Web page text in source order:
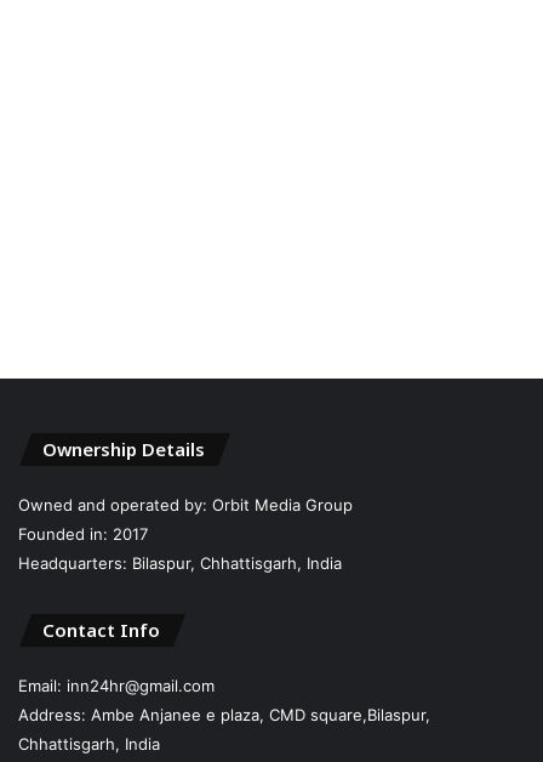
Ownership Details
Owned and operated by: Orbit Media Group
Founded in: 2017
Headquarters: Bilaspur, Chhattisgarh, India
Contact Info
Email: inn24hr@gmail.com
Address: Ambe Anjanee e plaza, CMD square,Bilaspur,
Chhattisgarh, India